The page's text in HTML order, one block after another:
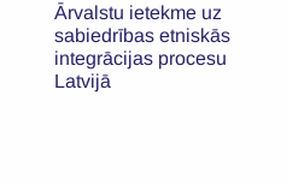
Ārvalstu ietekme uz
sabiedrības etniskās
integrācijas procesu
Latvijā